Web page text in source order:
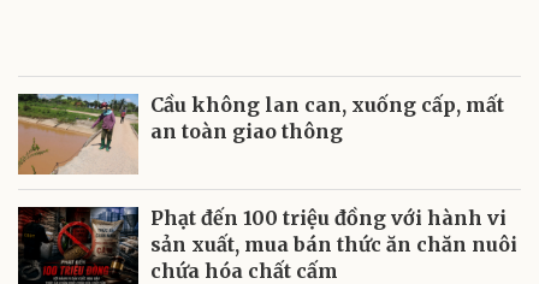
Cầu không lan can, xuống cấp, mất
an toàn giao thông
Phạt đến 100 triệu đồng với hành vi
sản xuất, mua bán thức ăn chăn nuôi
chứa hóa chất cấm